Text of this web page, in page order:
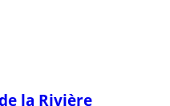
la Rivière